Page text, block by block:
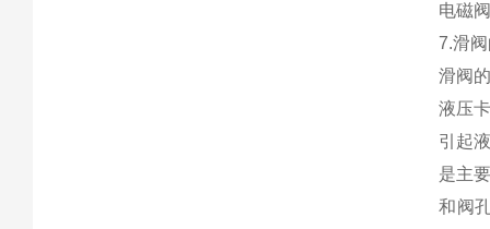
电磁
7.滑
滑阀
液压
引起
是主
和阀